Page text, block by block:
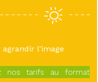
l'image
nos tarifs au format